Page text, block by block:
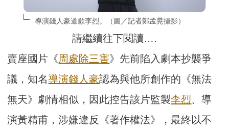
導演錢人豪道歉李烈。（圖／記者鄭孟晃攝影）
請繼續往下閱讀….
賣座國片《周處除三害》先前陷入劇本抄襲爭
議，知名導演錢人豪認為與他所創作的《無法
無天》劇情相似，因此控告該片監製李烈、導
演黃精甫，涉嫌違反《著作權法》，最終以不